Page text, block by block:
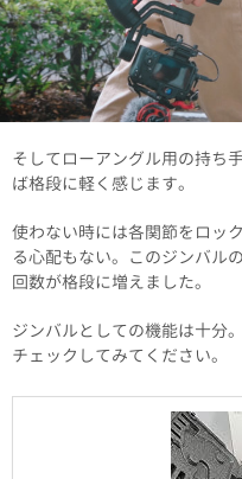
そしてローアングル用の持ち
ば格段に軽く感じます。
使わない時には各関節をロッ
る心配もない。このジンバル
回数が格段に増えました。
ジンバルとしての機能は十分
チェックしてみてください。